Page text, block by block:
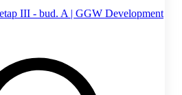
III - bud. A | GGW Development